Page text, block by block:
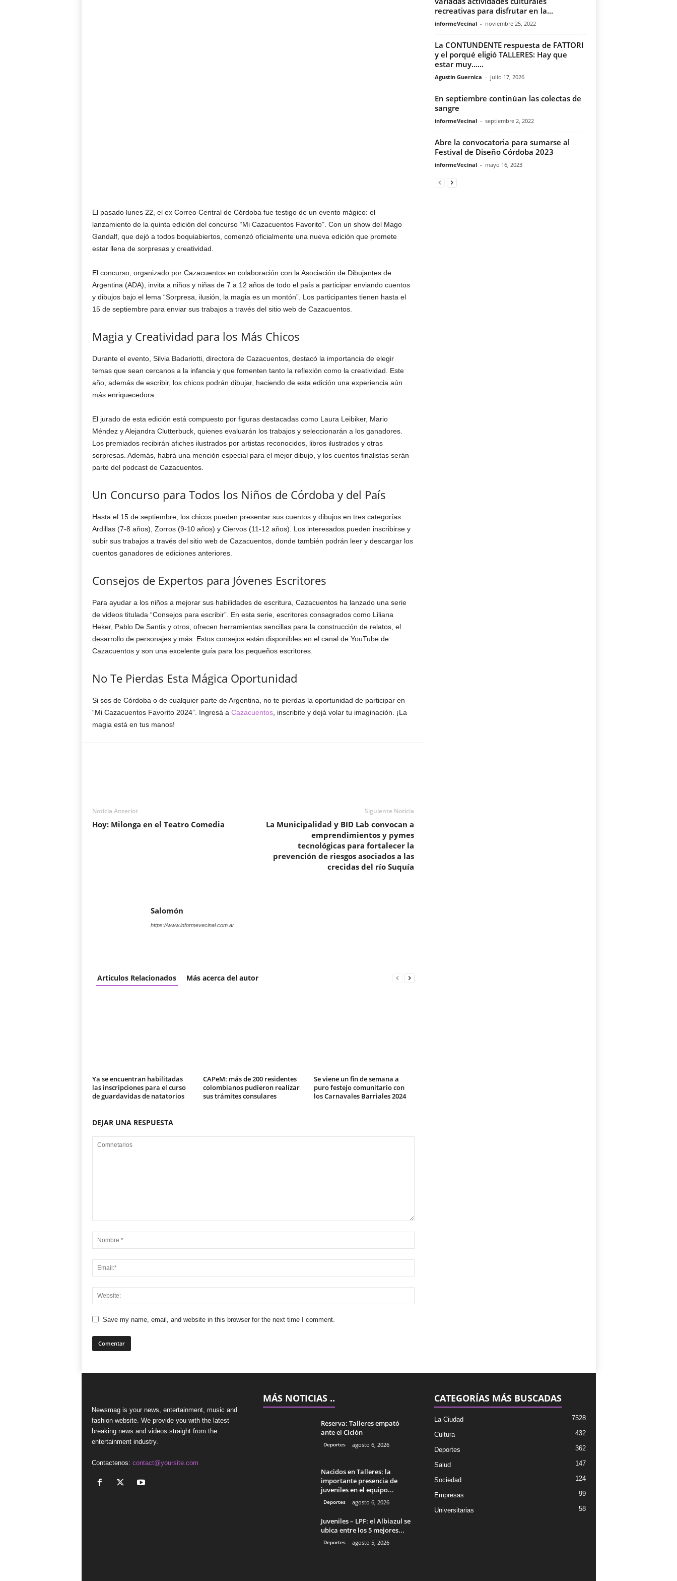
El pasado lunes 22, el ex Correo Central de Córdoba fue testigo de un evento mágico: el
lanzamiento de la quinta edición del concurso “Mi Cazacuentos Favorito”. Con un show del Mago
Gandalf, que dejó a todos boquiabiertos, comenzó oficialmente una nueva edición que promete
estar llena de sorpresas y creatividad.
El concurso, organizado por Cazacuentos en colaboración con la Asociación de Dibujantes de
Argentina (ADA), invita a niños y niñas de 7 a 12 años de todo el país a participar enviando cuentos
y dibujos bajo el lema “Sorpresa, ilusión, la magia es un montón”. Los participantes tienen hasta el
15 de septiembre para enviar sus trabajos a través del sitio web de Cazacuentos.
Magia y Creatividad para los Más Chicos
Durante el evento, Silvia Badariotti, directora de Cazacuentos, destacó la importancia de elegir
temas que sean cercanos a la infancia y que fomenten tanto la reflexión como la creatividad. Este
año, además de escribir, los chicos podrán dibujar, haciendo de esta edición una experiencia aún
más enriquecedora.
El jurado de esta edición está compuesto por figuras destacadas como Laura Leibiker, Mario
Méndez y Alejandra Clutterbuck, quienes evaluarán los trabajos y seleccionarán a los ganadores.
Los premiados recibirán afiches ilustrados por artistas reconocidos, libros ilustrados y otras
sorpresas. Además, habrá una mención especial para el mejor dibujo, y los cuentos finalistas serán
parte del podcast de Cazacuentos.
Un Concurso para Todos los Niños de Córdoba y del País
Hasta el 15 de septiembre, los chicos pueden presentar sus cuentos y dibujos en tres categorías:
Ardillas (7-8 años), Zorros (9-10 años) y Ciervos (11-12 años). Los interesados pueden inscribirse y
subir sus trabajos a través del sitio web de Cazacuentos, donde también podrán leer y descargar los
cuentos ganadores de ediciones anteriores.
Consejos de Expertos para Jóvenes Escritores
Para ayudar a los niños a mejorar sus habilidades de escritura, Cazacuentos ha lanzado una serie
de videos titulada “Consejos para escribir”. En esta serie, escritores consagrados como Liliana
Heker, Pablo De Santis y otros, ofrecen herramientas sencillas para la construcción de relatos, el
desarrollo de personajes y más. Estos consejos están disponibles en el canal de YouTube de
Cazacuentos y son una excelente guía para los pequeños escritores.
No Te Pierdas Esta Mágica Oportunidad
Si sos de Córdoba o de cualquier parte de Argentina, no te pierdas la oportunidad de participar en
“Mi Cazacuentos Favorito 2024”. Ingresá a Cazacuentos, inscribite y dejá volar tu imaginación. ¡La
magia está en tus manos!
Noticia Anterior
Hoy: Milonga en el Teatro Comedia
Siguiente Noticia
La Municipalidad y BID Lab convocan a
emprendimientos y pymes
tecnológicas para fortalecer la
prevención de riesgos asociados a las
crecidas del río Suquía
Salomón
https://www.informevecinal.com.ar
Articulos Relacionados Más acerca del autor
Ya se encuentran habilitadas
las inscripciones para el curso
de guardavidas de natatorios
CAPeM: más de 200 residentes
colombianos pudieron realizar
sus trámites consulares
Se viene un fin de semana a
puro festejo comunitario con
los Carnavales Barriales 2024
DEJAR UNA RESPUESTA
Save my name, email, and website in this browser for the next time I comment.
recreativas para disfrutar en la...
informeVecinal - noviembre 25, 2022
La CONTUNDENTE respuesta de FATTORI
y el porqué eligió TALLERES: Hay que
estar muy…...
Agustin Guernica - julio 17, 2026
En septiembre continúan las colectas de
sangre
informeVecinal - septiembre 2, 2022
Abre la convocatoria para sumarse al
Festival de Diseño Córdoba 2023
informeVecinal - mayo 16, 2023
Newsmag is your news, entertainment, music and
fashion website. We provide you with the latest
breaking news and videos straight from the
entertainment industry.
Contactenos: contact@yoursite.com
MÁS NOTICIAS ..
Reserva: Talleres empató
ante el Ciclón
Deportes agosto 6, 2026
Nacidos en Talleres: la
importante presencia de
juveniles en el equipo...
Deportes agosto 6, 2026
Juveniles – LPF: el Albiazul se
ubica entre los 5 mejores...
Deportes agosto 5, 2026
CATEGORÍAS MÁS BUSCADAS
La Ciudad 7528
Cultura 432
Deportes 362
Salud 147
Sociedad 124
Empresas 99
Universitarias 58